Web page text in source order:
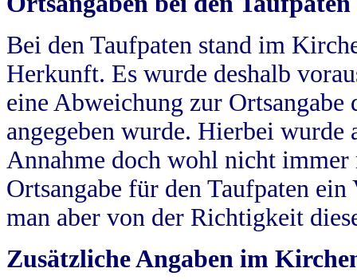
Bei den Taufpaten stand im
Herkunft. Es wurde deshalb
eine Abweichung zur
angegeben wurde. Hierbei wurde
Annahme doch wohl nicht
Ortsangabe für den Taufpaten
man aber von der Richtigkeit
Zusätzliche Angaben im